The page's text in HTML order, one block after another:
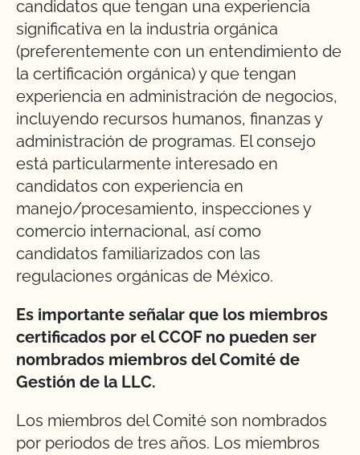
candidatos que tengan una experiencia
significativa en la industria orgánica
(preferentemente con un entendimiento de
la certificación orgánica) y que tengan
experiencia en administración de negocios,
incluyendo recursos humanos, finanzas y
administración de programas. El consejo
está particularmente interesado en
candidatos con experiencia en
manejo/procesamiento, inspecciones y
comercio internacional, así como
candidatos familiarizados con las
regulaciones orgánicas de México.
Es importante señalar que los miembros
certificados por el CCOF no pueden ser
nombrados miembros del Comité de
Gestión de la LLC.
Los miembros del Comité son nombrados
por periodos de tres años. Los miembros